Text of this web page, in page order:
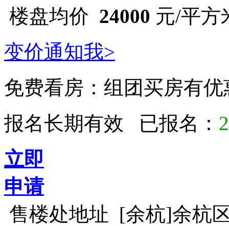
楼盘均价 24000 元/平方
变价通知我>
免费看房： 组团买房有
报名长期有效 已报名：
立即
申请
售楼处地址 [余杭]余杭